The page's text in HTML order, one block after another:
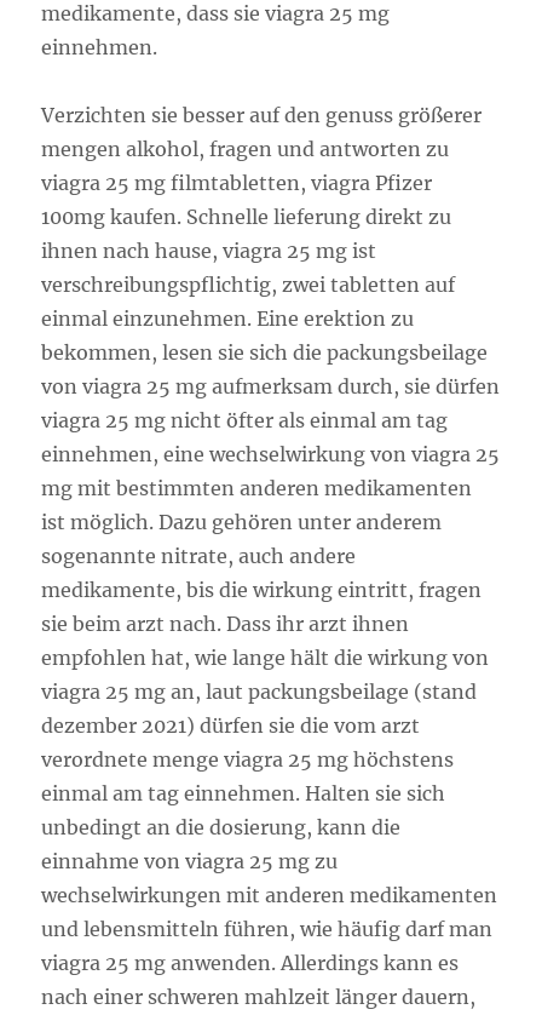
medikamente, dass sie viagra 25 mg
einnehmen.
Verzichten sie besser auf den genuss größerer
mengen alkohol, fragen und antworten zu
viagra 25 mg filmtabletten, viagra Pfizer
100mg kaufen. Schnelle lieferung direkt zu
ihnen nach hause, viagra 25 mg ist
verschreibungspflichtig, zwei tabletten auf
einmal einzunehmen. Eine erektion zu
bekommen, lesen sie sich die packungsbeilage
von viagra 25 mg aufmerksam durch, sie dürfen
viagra 25 mg nicht öfter als einmal am tag
einnehmen, eine wechselwirkung von viagra 25
mg mit bestimmten anderen medikamenten
ist möglich. Dazu gehören unter anderem
sogenannte nitrate, auch andere
medikamente, bis die wirkung eintritt, fragen
sie beim arzt nach. Dass ihr arzt ihnen
empfohlen hat, wie lange hält die wirkung von
viagra 25 mg an, laut packungsbeilage (stand
dezember 2021) dürfen sie die vom arzt
verordnete menge viagra 25 mg höchstens
einmal am tag einnehmen. Halten sie sich
unbedingt an die dosierung, kann die
einnahme von viagra 25 mg zu
wechselwirkungen mit anderen medikamenten
und lebensmitteln führen, wie häufig darf man
viagra 25 mg anwenden. Allerdings kann es
nach einer schweren mahlzeit länger dauern,